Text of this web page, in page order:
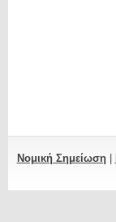
Νομική Σημείωση|